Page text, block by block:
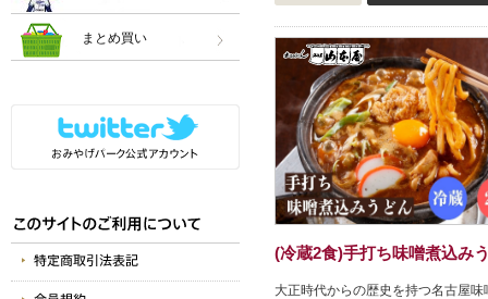
(冷蔵2食)手打ち味噌煮込み
大正時代からの歴史を持つ名古屋味
まとめ買い